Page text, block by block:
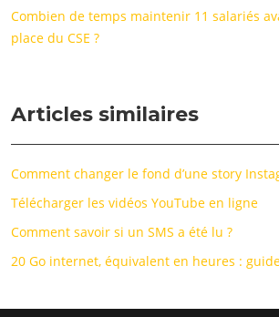
Combien de temps maintenir 11 salariés
place du CSE ?
Articles similaires
Comment changer le fond d’une story
Télécharger les vidéos YouTube en ligne
Comment savoir si un SMS a été lu ?
20 Go internet, équivalent en heures :